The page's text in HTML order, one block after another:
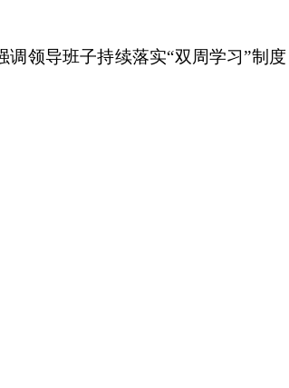
领导班子持续落实“双周学习”制